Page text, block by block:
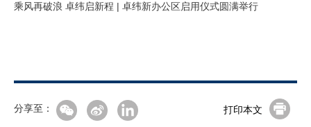
乘风再破浪 卓纬启新程 | 卓纬新办公区启用仪式圆满举行
分享至： 打印本文